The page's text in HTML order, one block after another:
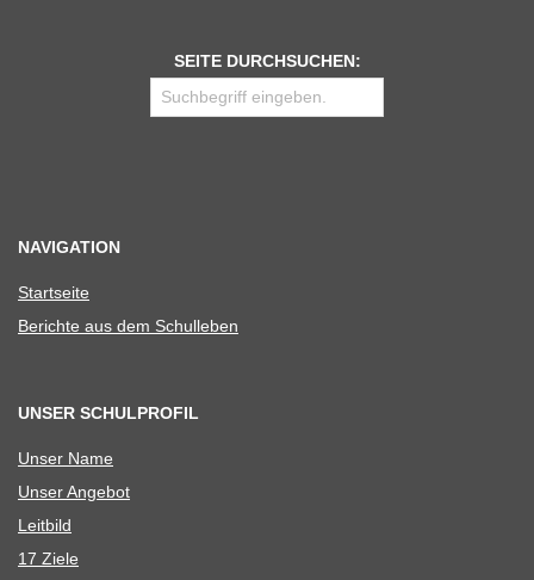
SEITE DURCHSUCHEN:
NAVIGATION
Start­seite
Berichte aus dem Schulleben
UNSER SCHULPROFIL
Unser Name
Unser Ange­bot
Leit­bild
17 Ziele